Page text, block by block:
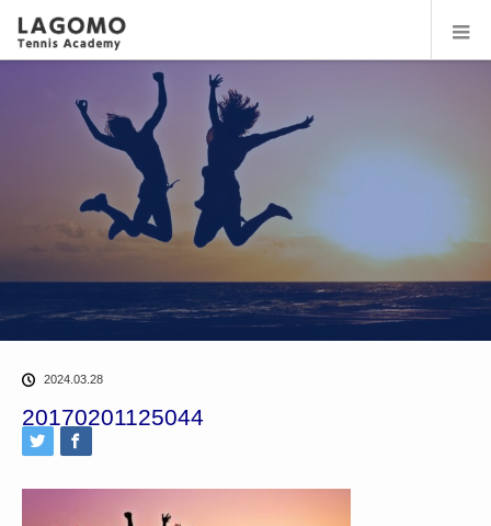
2024.03.28
20170201125044